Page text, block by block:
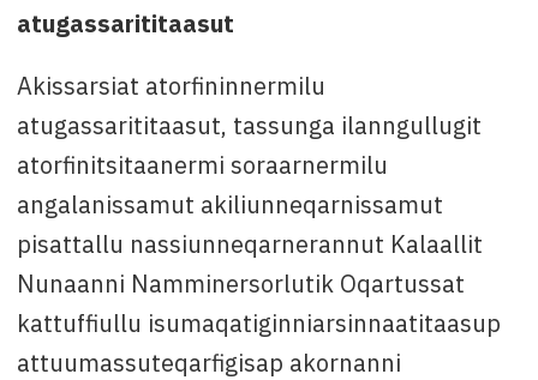
atugassarititaasut
Akissarsiat atorfininnermilu
atugassarititaasut, tassunga ilanngullugit
atorfinitsitaanermi soraarnermilu
angalanissamut akiliunneqarnissamut
pisattallu nassiunneqarnerannut Kalaallit
Nunaanni Namminersorlutik Oqartussat
kattuffiullu isumaqatiginniarsinnaatitaasup
attuumassuteqarfigisap akornanni